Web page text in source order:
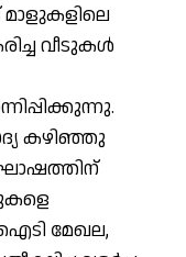
മാളുകളിലെ
വീടുകള്‍
കഴിഞ്ഞു
ഐടി മേഖല,